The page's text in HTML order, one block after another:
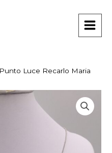
Punto Luce Recarlo Maria